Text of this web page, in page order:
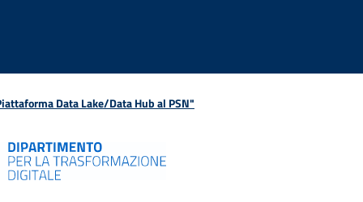
Data Lake/Data Hub al PSN"